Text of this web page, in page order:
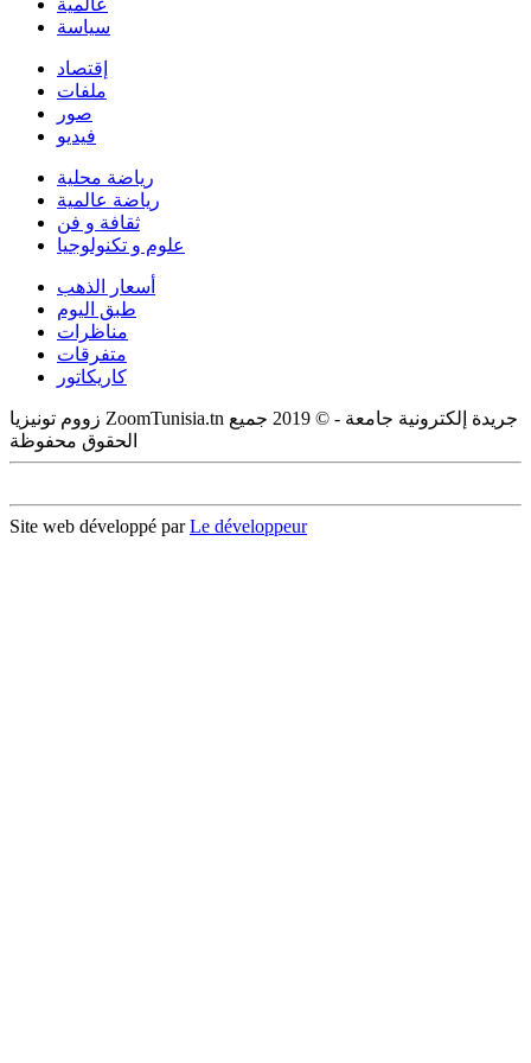
سياسة
إقتصاد
ملفات
صور
فيديو
رياضة محلية
رياضة عالمية
ثقافة و فن
علوم و تكنولوجيا
أسعار الذهب
طبق اليوم
مناظرات
متفرقات
كاريكاتور
زووم تونيزيا ZoomTunisia.tn جريدة إلكترونية جامعة - © 2019 جميع
الحقوق محفوظة
Site web développé parLe développeur